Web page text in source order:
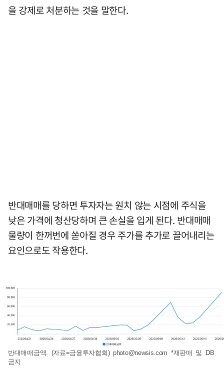
을 강제로 처분하는 것을 말한다.
반대매매를 당하면 투자자는 원치 않는 시점에 주식을
낮은 가격에 청산당하며 큰 손실을 입게 된다. 반대매매
물량이 한꺼번에 쏟아질 경우 주가를 추가로 끌어내리는
요인으로도 작용한다.
반대매매금액. (자료=금융투자협회) photo@newsis.com *재판매 및 DB
금지